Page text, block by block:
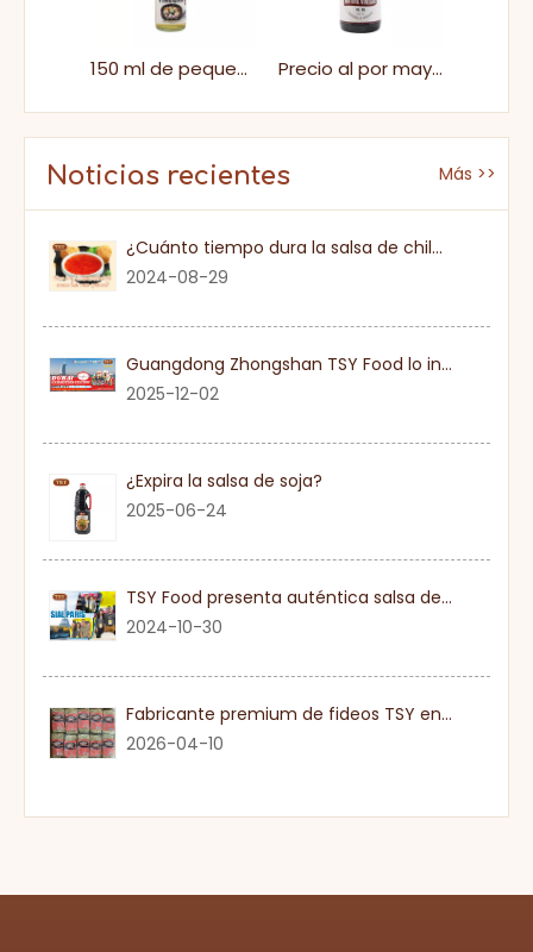
150 ml de pequeño tamaño natural el vinagre de sushi agrio para supermercado Precio al por mayor de vinagre de paquete a granel de 1.9L 1.9L
Noticias recientes Más >>
¿Cuánto tiempo dura la salsa de chile dulce una vez que se abre?
2024-08-29
Guangdong Zhongshan TSY Food lo invita sinceramente a visitar la Exposición Gulfood de Dubai 2026
2025-12-02
¿Expira la salsa de soja?
2025-06-24
TSY Food presenta auténtica salsa de soja en SIAL PARIS 2024
2024-10-30
Fabricante premium de fideos TSY en Guangdong
2026-04-10